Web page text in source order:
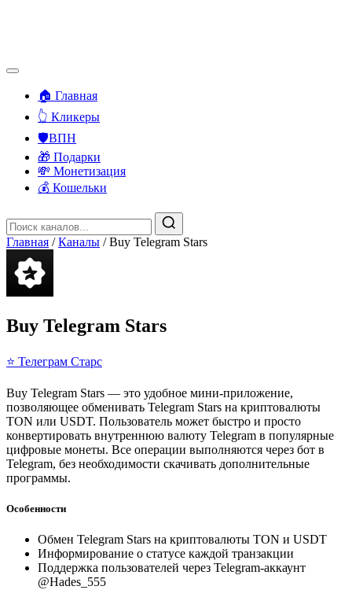
🏠 Главная
👆 Кликеры
🛡️ВПН
🎁 Подарки
💸 Монетизация
💰 Кошельки
Главная / Каналы / Buy Telegram Stars
Buy Telegram Stars
⭐ Телеграм Старс
Buy Telegram Stars — это удобное мини-приложение,
позволяющее обменивать Telegram Stars на криптовалюты
TON или USDT. Пользователь может быстро и просто
конвертировать внутреннюю валюту Telegram в популярные
цифровые монеты. Все операции выполняются через бот в
Telegram, без необходимости скачивать дополнительные
программы.
Особенности
Обмен Telegram Stars на криптовалюты TON и USDT
Информирование о статусе каждой транзакции
Поддержка пользователей через Telegram-аккаунт
@Hades_555